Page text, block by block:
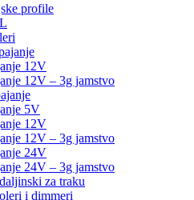
profile
12V
12V – 3g jamstvo
5V
12V
12V – 3g jamstvo
24V
24V – 3g jamstvo
za traku
i dimmeri